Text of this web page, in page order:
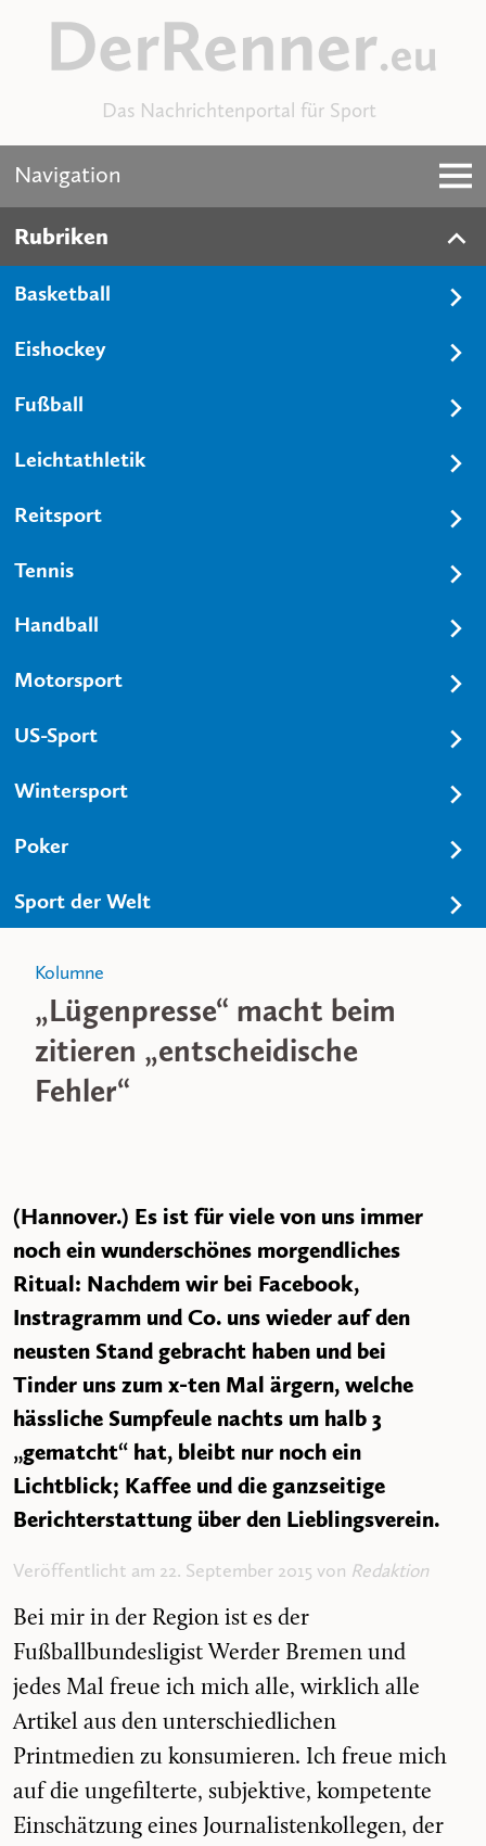
Das Nachrichtenportal für Sport
Navigation
Rubriken
Basketball
Eishockey
Fußball
Leichtathletik
Reitsport
Tennis
Handball
Motorsport
US-Sport
Wintersport
Poker
Sport der Welt
Kolumne
„Lügenpresse“ macht beim
zitieren „entscheidische
Fehler“
(Hannover.) Es ist für viele von uns immer
noch ein wunderschönes morgendliches
Ritual: Nachdem wir bei Facebook,
Instragramm und Co. uns wieder auf den
neusten Stand gebracht haben und bei
Tinder uns zum x-ten Mal ärgern, welche
hässliche Sumpfeule nachts um halb 3
„gematcht“ hat, bleibt nur noch ein
Lichtblick; Kaffee und die ganzseitige
Berichterstattung über den Lieblingsverein.
Veröffentlicht am 22. September 2015 von Redaktion
Bei mir in der Region ist es der
Fußballbundesligist Werder Bremen und
jedes Mal freue ich mich alle, wirklich alle
Artikel aus den unterschiedlichen
Printmedien zu konsumieren. Ich freue mich
auf die ungefilterte, subjektive, kompetente
Einschätzung eines Journalistenkollegen, der